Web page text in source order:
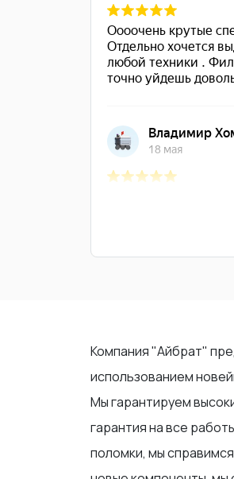
Компания "Айбрат"
использованием
Мы гарантируем
гарантия на все
поломки, мы